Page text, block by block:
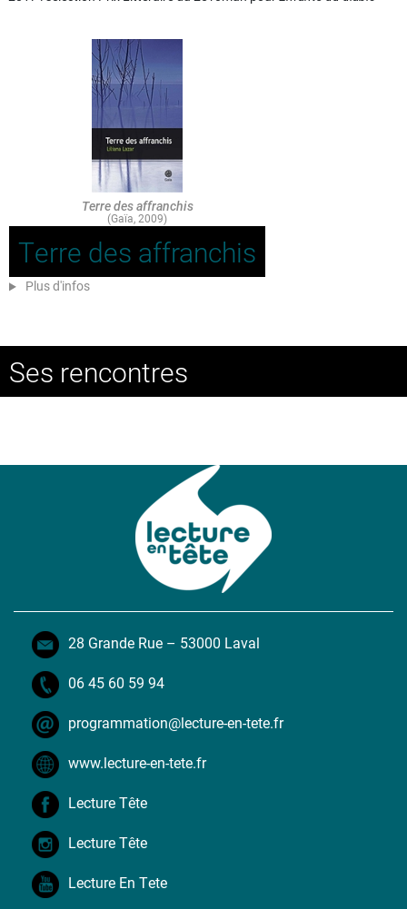
Image
Terre des affranchis
(Gaïa, 2009)
Terre des affranchis
Plus d'infos
Ses rencontres
28 Grande Rue – 53000 Laval
06 45 60 59 94
programmation@lecture-en-tete.fr
www.lecture-en-tete.fr
Lecture Tête
Lecture Tête
Lecture En Tete